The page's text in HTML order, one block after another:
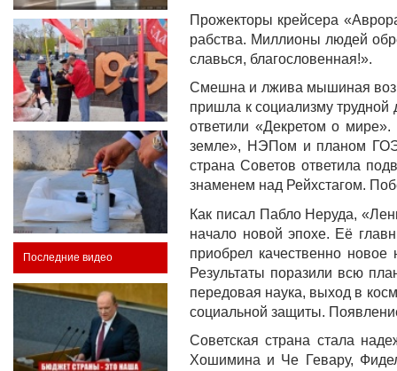
Последние видео
Прожекторы крейсера
рабства. Миллионы людей
славься, благословенная!».
Смешна и лжива мышиная
пришла к социализму
ответили «Декретом о
земле», НЭПом и планом
страна Советов ответила
знаменем над Рейхстагом.
Как писал Пабло Неруда,
начало новой эпохе. Её
приобрел качественно
Результаты поразили всю
передовая наука, выход в
социальной защиты.
Советская страна стала
Хошимина и Че Гевару,